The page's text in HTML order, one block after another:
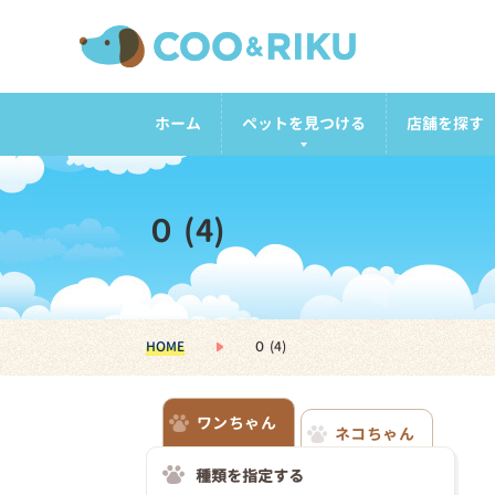
ホーム ペットを見つける 店舗を探す
０ (4)
HOME ０ (4)
ワンちゃん
ネコちゃん
種類を指定する